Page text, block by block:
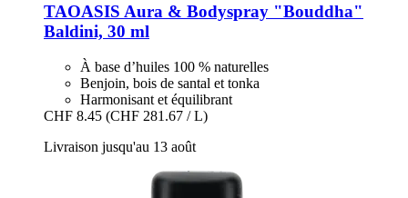
TAOASIS Aura & Bodyspray "Bouddha"
Baldini, 30 ml
À base d’huiles 100 % naturelles
Benjoin, bois de santal et tonka
Harmonisant et équilibrant
CHF 8.45 (CHF 281.67 / L)
Livraison jusqu'au 13 août